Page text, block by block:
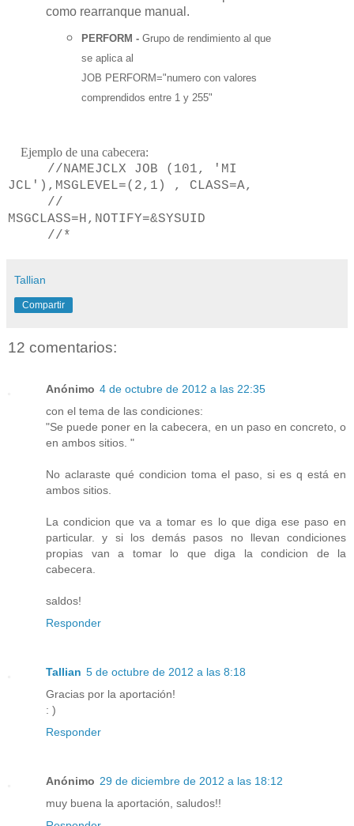
como rearranque manual.
PERFORM - Grupo de rendimiento al que
se aplica al
JOB PERFORM="numerocon valores
comprendidos entre 1 y 255"
Ejemplo de una cabecera:
//NAMEJCLX JOB (101, 'MI
JCL'),MSGLEVEL=(2,1) , CLASS=A,
//
MSGCLASS=H,NOTIFY=&SYSUID
//*
Tallian
Compartir
12 comentarios:
Anónimo 4 de octubre de 2012 a las 22:35
con el tema de las condiciones:
"Se puede poner en la cabecera, en un paso en concreto, o
en ambos sitios. "
No aclaraste qué condicion toma el paso, si es q está en
ambos sitios.
La condicion que va a tomar es lo que diga ese paso en
particular. y si los demás pasos no llevan condiciones
propias van a tomar lo que diga la condicion de la
cabecera.
saldos!
Responder
Tallian 5 de octubre de 2012 a las 8:18
Gracias por la aportación!
: )
Responder
Anónimo 29 de diciembre de 2012 a las 18:12
muy buena la aportación, saludos!!